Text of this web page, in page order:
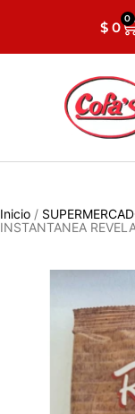
$0 0
Inicio /
INSTANTANEA